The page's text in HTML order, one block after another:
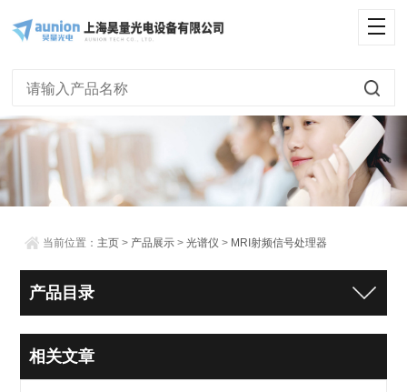
当前位置： 主页 > 产品展示 >光谱仪 > MRI射频信号处理器
产品目录
相关文章